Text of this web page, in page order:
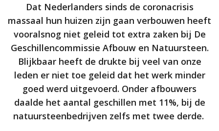
Dat Nederlanders sinds de coronacrisis
massaal hun huizen zijn gaan verbouwen heeft
vooralsnog niet geleid tot extra zaken bij De
Geschillencommissie Afbouw en Natuursteen.
Blijkbaar heeft de drukte bij veel van onze
leden er niet toe geleid dat het werk minder
goed werd uitgevoerd. Onder afbouwers
daalde het aantal geschillen met 11%, bij de
natuursteenbedrijven zelfs met twee derde.